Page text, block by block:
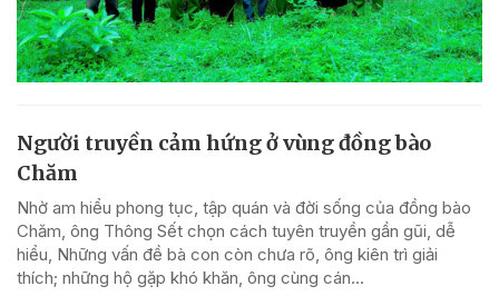
Người truyền cảm hứng ở vùng đồng bào
Chăm
Nhờ am hiểu phong tục, tập quán và đời sống của đồng bào
Chăm, ông Thông Sết chọn cách tuyên truyền gần gũi, dễ
hiểu, Những vấn đề bà con còn chưa rõ, ông kiên trì giải
thích; những hộ gặp khó khăn, ông cùng cán...